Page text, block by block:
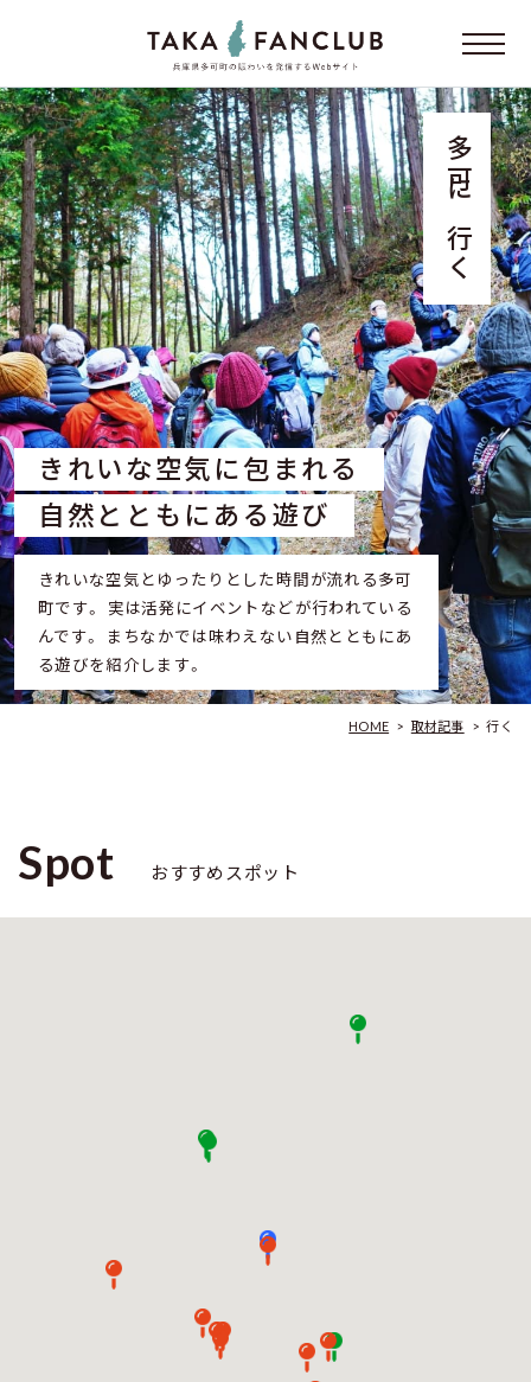
多可に行く
きれいな空気に包まれる
自然とともにある遊び
きれいな空気とゆったりとした時間が流れる多可
町です。 実は活発にイベントなどが行われている
んです。 まちなかでは味わえない自然とともにあ
る遊びを紹介します。
HOME > 取材記事 > 行く
Spot おすすめスポット